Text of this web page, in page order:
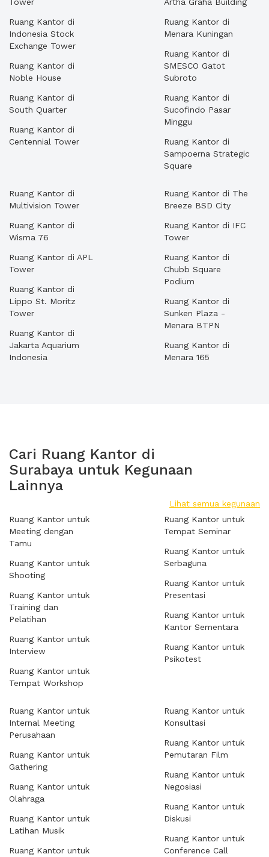
Ruang Kantor di
Indonesia Stock
Exchange Tower
Ruang Kantor di
Noble House
Ruang Kantor di
South Quarter
Ruang Kantor di
Centennial Tower
Ruang Kantor di
Menara Kuningan
Ruang Kantor di
SMESCO Gatot
Subroto
Ruang Kantor di
Sucofindo Pasar
Minggu
Ruang Kantor di
Sampoerna Strategic
Square
Ruang Kantor di
Multivision Tower
Ruang Kantor di
Wisma 76
Ruang Kantor di APL
Tower
Ruang Kantor di
Lippo St. Moritz
Tower
Ruang Kantor di
Jakarta Aquarium
Indonesia
Ruang Kantor di The
Breeze BSD City
Ruang Kantor di IFC
Tower
Ruang Kantor di
Chubb Square
Podium
Ruang Kantor di
Sunken Plaza -
Menara BTPN
Ruang Kantor di
Menara 165
Cari Ruang Kantor di
Surabaya untuk Kegunaan
Lainnya
Lihat semua kegunaan
Ruang Kantor untuk
Meeting dengan
Tamu
Ruang Kantor untuk
Shooting
Ruang Kantor untuk
Training dan
Pelatihan
Ruang Kantor untuk
Interview
Ruang Kantor untuk
Tempat Workshop
Ruang Kantor untuk
Tempat Seminar
Ruang Kantor untuk
Serbaguna
Ruang Kantor untuk
Presentasi
Ruang Kantor untuk
Kantor Sementara
Ruang Kantor untuk
Psikotest
Ruang Kantor untuk
Internal Meeting
Perusahaan
Ruang Kantor untuk
Gathering
Ruang Kantor untuk
Olahraga
Ruang Kantor untuk
Latihan Musik
Ruang Kantor untuk
Ruang Kantor untuk
Konsultasi
Ruang Kantor untuk
Pemutaran Film
Ruang Kantor untuk
Negosiasi
Ruang Kantor untuk
Diskusi
Ruang Kantor untuk
Conference Call